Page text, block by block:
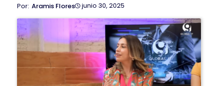
Aramis Flores
junio 30, 2025